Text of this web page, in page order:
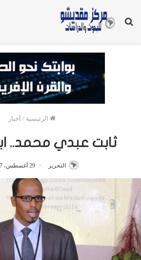
بحث
الرئيسية / أخبار
ثابت عبدي محمد..
التحرير 29 أغسطس، 2017